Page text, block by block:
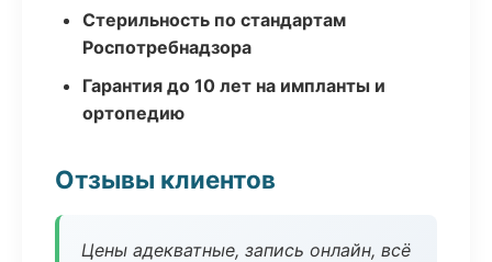
Стерильность по стандартам
Роспотребнадзора
Гарантия до 10 лет на импланты и
ортопедию
Отзывы клиентов
Цены адекватные, запись онлайн, всё